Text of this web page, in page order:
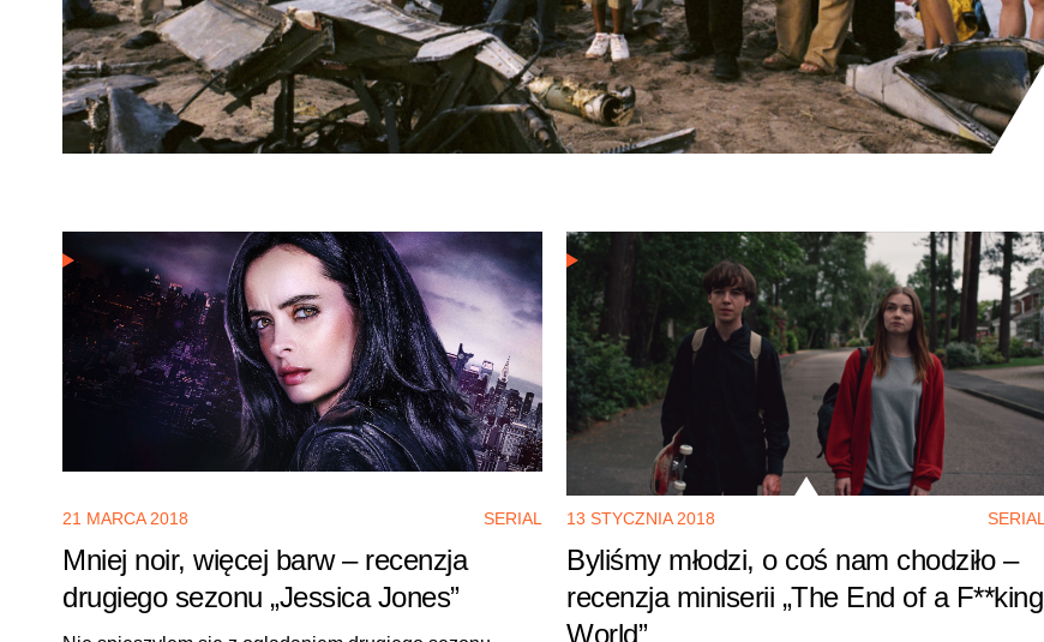
21 MARCA 2018 SERIAL
Mniej noir, więcej barw – recenzja
drugiego sezonu „Jessica Jones”
13 STYCZNIA 2018 SERIAL
Byliśmy młodzi, o coś nam chodziło –
recenzja miniserii „The End of a F**king
World”